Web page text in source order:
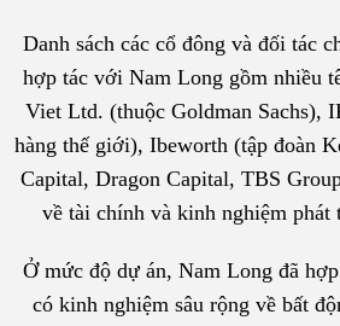
Danh sách các cổ đông và đối tác
hợp tác với Nam Long gồm nhiều
Viet Ltd. (thuộc Goldman Sachs),
hàng thế giới), Ibeworth (tập đoàn
Capital, Dragon Capital, TBS
về tài chính và kinh nghiệm phát
Ở mức độ dự án, Nam Long đã
có kinh nghiệm sâu rộng về bất